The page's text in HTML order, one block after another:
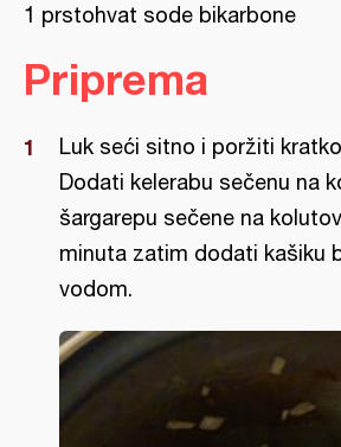
1 prstohvat sode bikarbone
Priprema
Luk seći sitno i poržiti
Dodati kelerabu sečenu na
šargarepu sečene na
minuta zatim dodati kašiku
vodom.